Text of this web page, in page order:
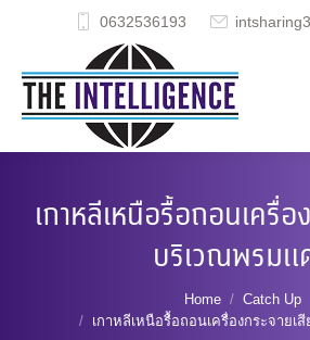
0632536193
เกาหลีเหนือรื้อถอนเครื่อ
บริเวณพรมแ
Home
Catch Up
เกาหลีเหนือรื้อถอนเครื่องกระจายเ